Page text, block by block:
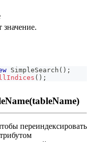
значение.
SimpleSearch ( ) ;
( ) ;
переиндексировать